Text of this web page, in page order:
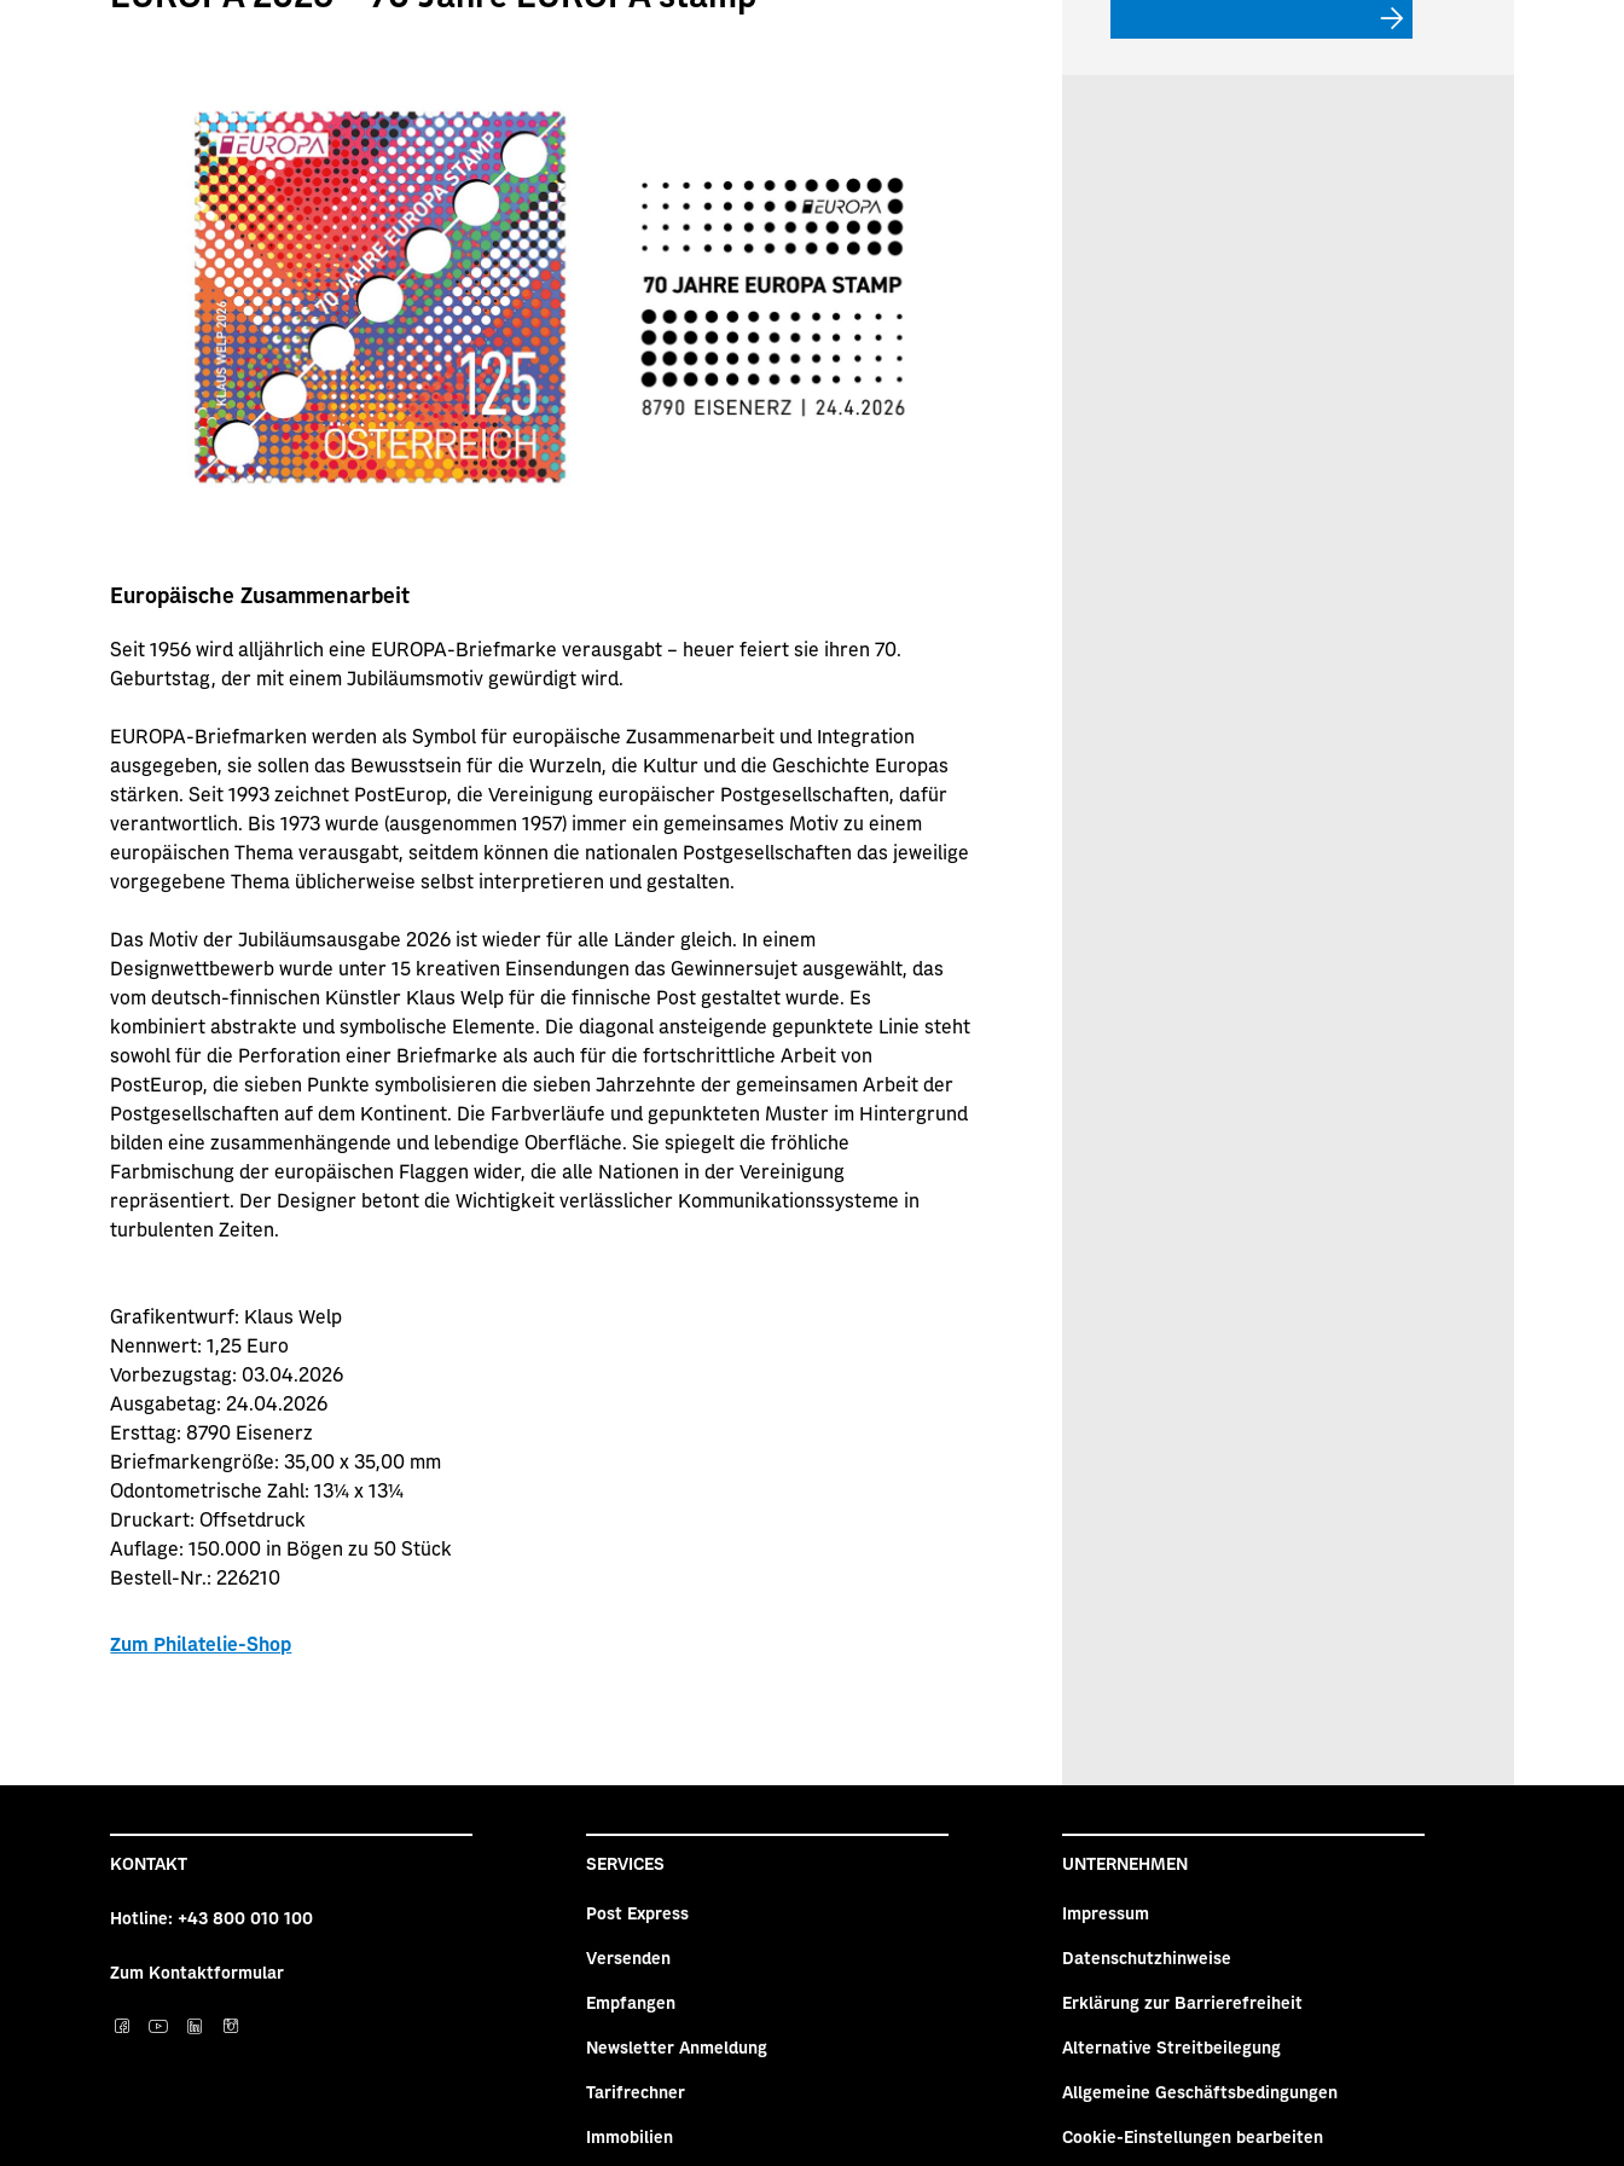
Europäische Zusammenarbeit
Seit 1956 wird alljährlich eine EUROPA-Briefmarke verausgabt – heuer feiert sie ihren 70.
Geburtstag, der mit einem Jubiläumsmotiv gewürdigt wird.
EUROPA-Briefmarken werden als Symbol für europäische Zusammenarbeit und Integration
ausgegeben, sie sollen das Bewusstsein für die Wurzeln, die Kultur und die Geschichte Europas
stärken. Seit 1993 zeichnet PostEurop, die Vereinigung europäischer Postgesellschaften, dafür
verantwortlich. Bis 1973 wurde (ausgenommen 1957) immer ein gemeinsames Motiv zu einem
europäischen Thema verausgabt, seitdem können die nationalen Postgesellschaften das jeweilige
vorgegebene Thema üblicherweise selbst interpretieren und gestalten.
Das Motiv der Jubiläumsausgabe 2026 ist wieder für alle Länder gleich. In einem
Designwettbewerb wurde unter 15 kreativen Einsendungen das Gewinnersujet ausgewählt, das
vom deutsch-finnischen Künstler Klaus Welp für die finnische Post gestaltet wurde. Es
kombiniert abstrakte und symbolische Elemente. Die diagonal ansteigende gepunktete Linie steht
sowohl für die Perforation einer Briefmarke als auch für die fortschrittliche Arbeit von
PostEurop, die sieben Punkte symbolisieren die sieben Jahrzehnte der gemeinsamen Arbeit der
Postgesellschaften auf dem Kontinent. Die Farbverläufe und gepunkteten Muster im Hintergrund
bilden eine zusammenhängende und lebendige Oberfläche. Sie spiegelt die fröhliche
Farbmischung der europäischen Flaggen wider, die alle Nationen in der Vereinigung
repräsentiert. Der Designer betont die Wichtigkeit verlässlicher Kommunikationssysteme in
turbulenten Zeiten.
Grafikentwurf: Klaus Welp
Nennwert: 1,25 Euro
Vorbezugstag: 03.04.2026
Ausgabetag: 24.04.2026
Ersttag: 8790 Eisenerz
Briefmarkengröße: 35,00 x 35,00 mm
Odontometrische Zahl: 13¼ x 13¼
Druckart: Offsetdruck
Auflage: 150.000 in Bögen zu 50 Stück
Bestell-Nr.: 226210
Zum Philatelie-Shop
KONTAKT
Hotline: +43 800 010 100
Zum Kontaktformular
Post auf facebook
Post auf YouTube
Post auf LinkedIn
Post auf Instagram
SERVICES
Post Express
Versenden
Empfangen
Newsletter Anmeldung
Tarifrechner
Immobilien
UNTERNEHMEN
Impressum
Datenschutzhinweise
Erklärung zur Barrierefreiheit
Alternative Streitbeilegung
Allgemeine Geschäftsbedingungen
Cookie-Einstellungen bearbeiten